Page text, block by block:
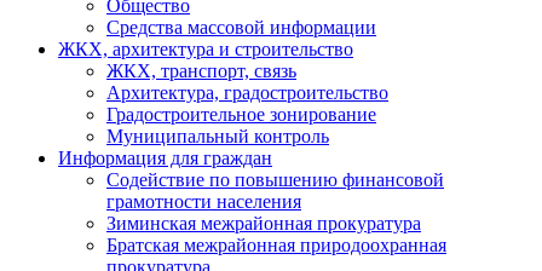
Общество
Средства массовой информации
ЖКХ, архитектура и строительство
ЖКХ, транспорт, связь
Архитектура, градостроительство
Градостроительное зонирование
Муниципальный контроль
Информация для граждан
Содействие по повышению финансовой
грамотности населения
Зиминская межрайонная прокуратура
Братская межрайонная природоохранная
прокуратура